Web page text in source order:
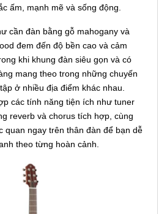
ấm, mạnh mẽ và sống động.
cần đàn bằng gỗ mahogany và
đem đến độ bền cao và cảm
khi khung đàn siêu gọn và có
mang theo trong những chuyến
ở nhiều địa điểm khác nhau.
các tính năng tiện ích như tuner
reverb và chorus tích hợp, cùng
quan ngay trên thân đàn để bạn dễ
theo từng hoàn cảnh.